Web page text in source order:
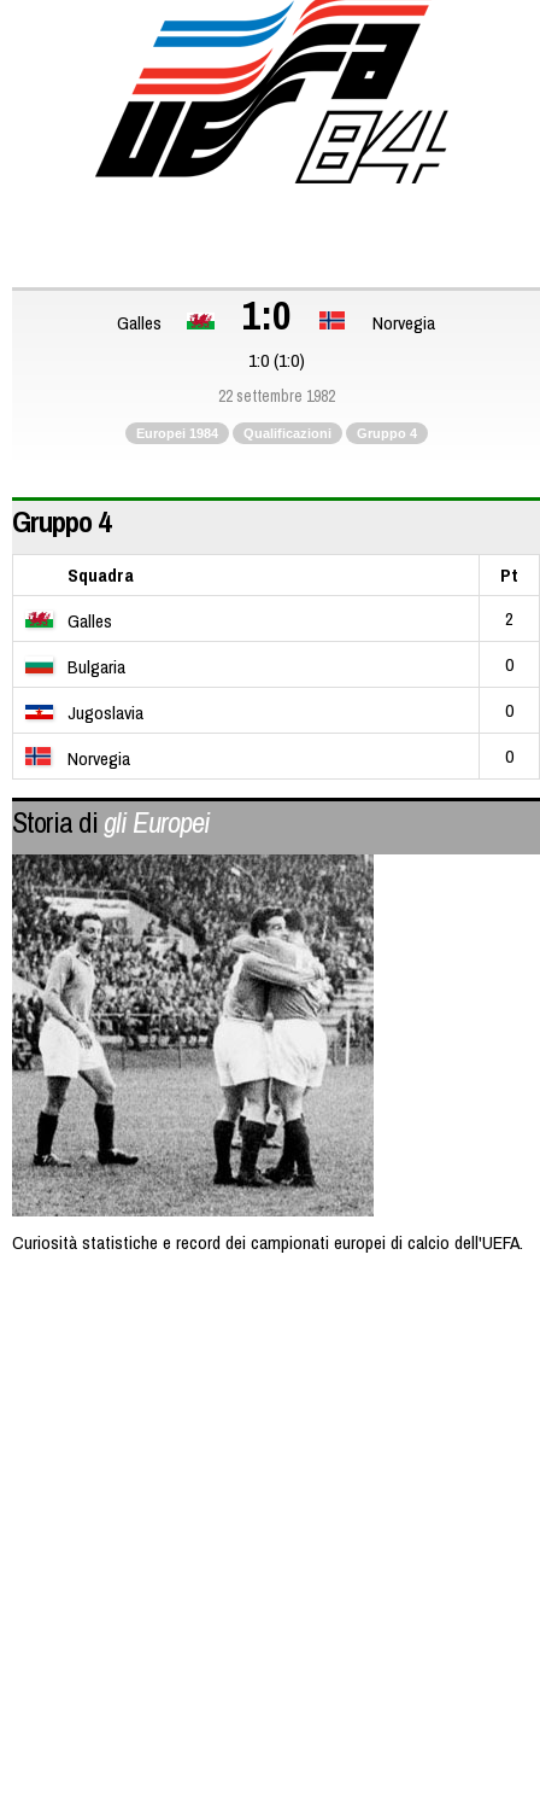
Galles 1:0
Norvegia
1:0 (1:0)
22 settembre 1982
Europei 1984 Qualificazioni Gruppo 4
Gruppo 4
Squadra
Pt
Galles
2
Bulgaria
0
Jugoslavia
0
Norvegia
0
Storia digli Europei
Curiosità statistiche e record dei campionati europei di calcio dell'UEFA.